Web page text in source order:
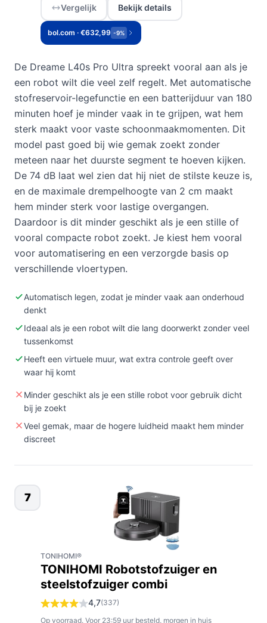
Vergelijk Bekijk details
bol.com · €632,99 -9%
De Dreame L40s Pro Ultra spreekt vooral aan als je
een robot wilt die veel zelf regelt. Met automatische
stofreservoir-legefunctie en een batterijduur van 180
minuten hoef je minder vaak in te grijpen, wat hem
sterk maakt voor vaste schoonmaakmomenten. Dit
model past goed bij wie gemak zoekt zonder
meteen naar het duurste segment te hoeven kijken.
De 74 dB laat wel zien dat hij niet de stilste keuze is,
en de maximale drempelhoogte van 2 cm maakt
hem minder sterk voor lastige overgangen.
Daardoor is dit minder geschikt als je een stille of
vooral compacte robot zoekt. Je kiest hem vooral
voor automatisering en een verzorgde basis op
verschillende vloertypen.
Automatisch legen, zodat je minder vaak aan onderhoud
denkt
Ideaal als je een robot wilt die lang doorwerkt zonder veel
tussenkomst
Heeft een virtuele muur, wat extra controle geeft over
waar hij komt
Minder geschikt als je een stille robot voor gebruik dicht
bij je zoekt
Veel gemak, maar de hogere luidheid maakt hem minder
discreet
7
TONIHOMI®
TONIHOMI Robotstofzuiger en
steelstofzuiger combi
4,7(337)
Op voorraad. Voor 23:59 uur besteld, morgen in huis